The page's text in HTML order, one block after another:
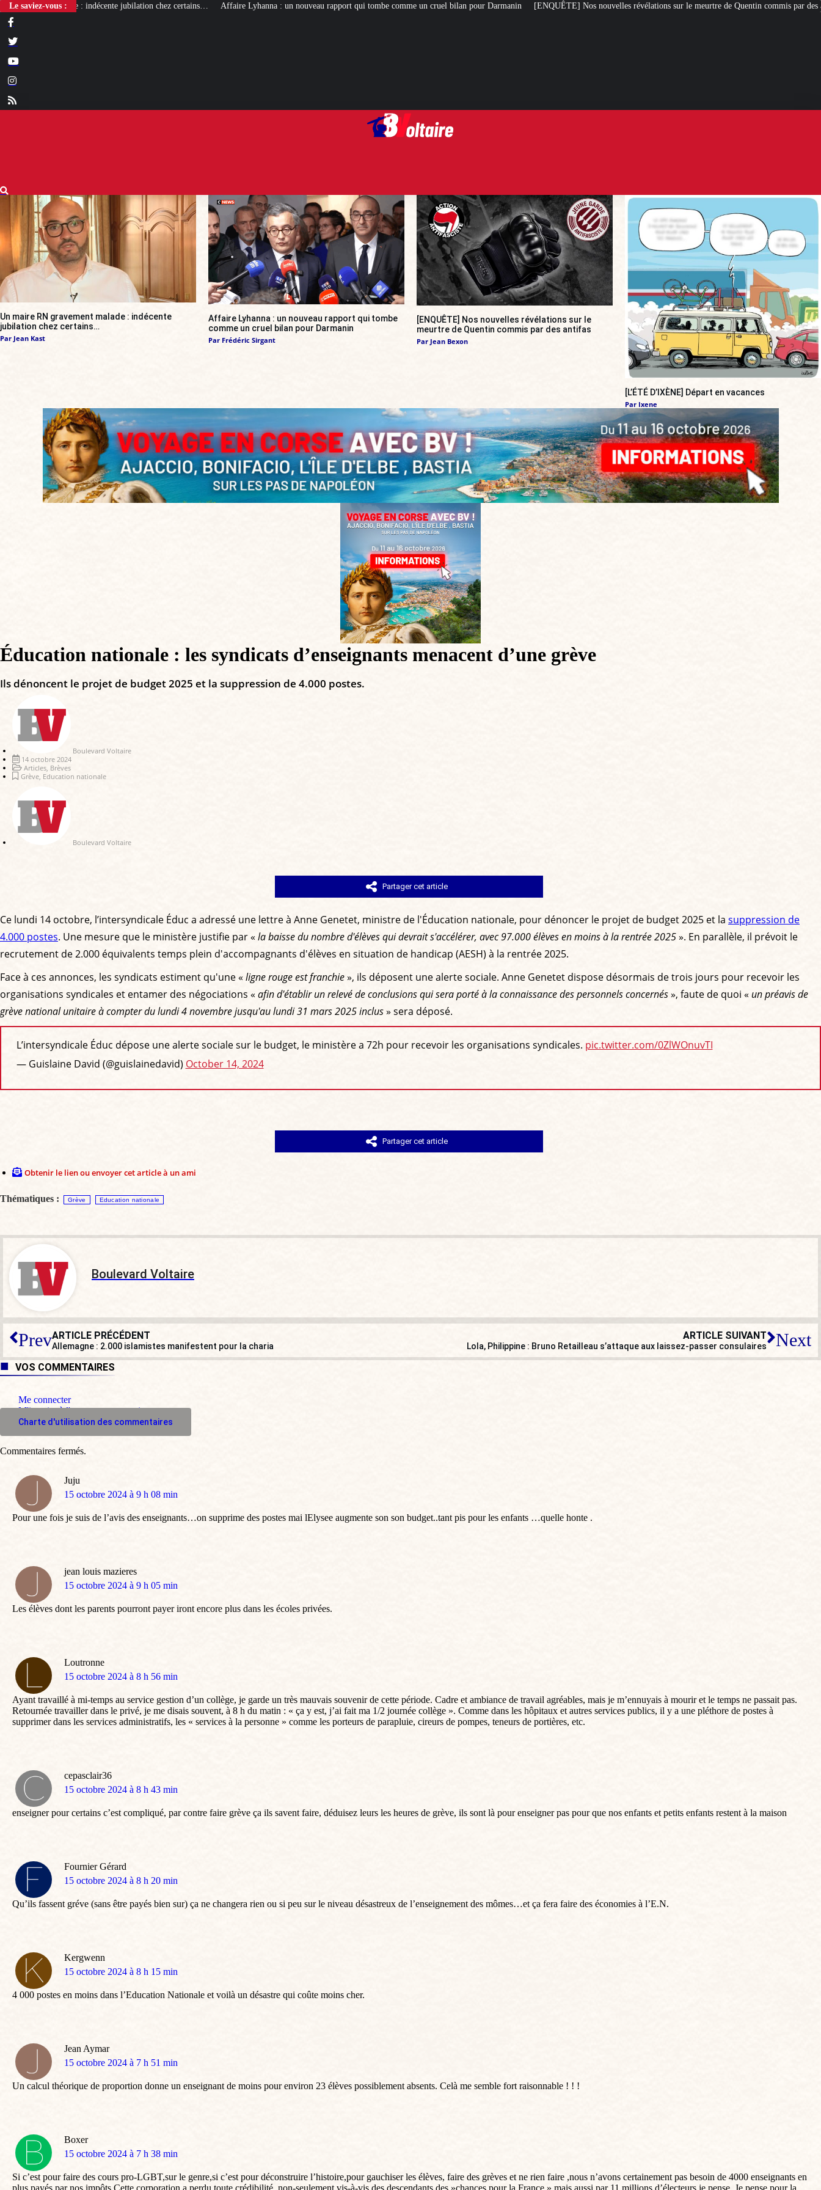
Le saviez-vous :
jubilation chez certains… Affaire Lyhanna : un nouveau rapport qui tombe comme un cruel bilan pour Darmanin [ENQUÊTE] Nos nouvelles révélations sur le meurtre de Quentin commis par des antifas [L’ÉTÉ
Un maire RN gravement malade : indécente
jubilation chez certains…
Par Jean Kast
Affaire Lyhanna : un nouveau rapport qui tombe
comme un cruel bilan pour Darmanin
Par Frédéric Sirgant
[ENQUÊTE] Nos nouvelles révélations sur le
meurtre de Quentin commis par des antifas
Par Jean Bexon
[L’ÉTÉ D’IXÈNE] Départ en vacances
Par Ixene
Éducation nationale : les syndicats d’enseignants menacent d’une grève
Ils dénoncent le projet de budget 2025 et la suppression de 4.000 postes.
Boulevard Voltaire
14 octobre 2024
Articles Brèves
Grève Education nationale
Boulevard Voltaire
Partager cet article
Ce lundi 14 octobre, l’intersyndicale Éduc a adressé une lettre à Anne Genetet, ministre de l'Éducation nationale, pour dénoncer le projet de budget 2025 et la suppression de
4.000 postes. Une mesure que le ministère justifie par «la baisse du nombre d'élèves qui devrait s'accélérer, avec 97.000 élèves en moins à la rentrée 2025». En parallèle, il prévoit le
recrutement de 2.000 équivalents temps plein d'accompagnants d'élèves en situation de handicap (AESH) à la rentrée 2025.
Face à ces annonces, les syndicats estiment qu'une « ligne rouge est franchie», ils déposent une alerte sociale. Anne Genetet dispose désormais de trois jours pour recevoir les
organisations syndicales et entamer des négociations «afin d'établir un relevé de conclusions qui sera porté à la connaissance des personnels concernés», faute de quoi « un préavis de
grève national unitaire à compter du lundi 4 novembre jusqu'au lundi 31 mars 2025 inclus» sera déposé.
L’intersyndicale Éduc dépose une alerte sociale sur le budget, le ministère a 72h pour recevoir les organisations syndicales. pic.twitter.com/0ZlWOnuvTI
— Guislaine David (@guislainedavid) October 14, 2024
Partager cet article
Obtenir le lien ou envoyer cet article à un ami
Thématiques : Grève Education nationale
Boulevard Voltaire
PrevARTICLE PRÉCÉDENT
Allemagne : 2.000 islamistes manifestent pour la charia
ARTICLE SUIVANT
Lola, Philippine : Bruno Retailleau s’attaque aux laissez-passer consulaires Next
VOS COMMENTAIRES
Me connecter
M'inscrire à l'espace commentaire
Charte d'utilisation des commentaires
Juju
dit
15 octobre 2024 à 9 h 08 min
Pour une fois je suis de l’avis des enseignants…on supprime des postes mai lElysee augmente son son budget..tant pis pour les enfants …quelle honte .
jean louis mazieres
dit
15 octobre 2024 à 9 h 05 min
Les élèves dont les parents pourront payer iront encore plus dans les écoles privées.
Loutronne
dit
15 octobre 2024 à 8 h 56 min
Ayant travaillé à mi-temps au service gestion d’un collège, je garde un très mauvais souvenir de cette période. Cadre et ambiance de travail agréables, mais je m’ennuyais à mourir et le temps ne passait pas.
Retournée travailler dans le privé, je me disais souvent, à 8 h du matin : « ça y est, j’ai fait ma 1/2 journée collège ». Comme dans les hôpitaux et autres services publics, il y a une pléthore de postes à
supprimer dans les services administratifs, les « services à la personne » comme les porteurs de parapluie, cireurs de pompes, teneurs de portières, etc.
cepasclair36
dit
15 octobre 2024 à 8 h 43 min
enseigner pour certains c’est compliqué, par contre faire grève ça ils savent faire, déduisez leurs les heures de grève, ils sont là pour enseigner pas pour que nos enfants et petits enfants restent à la maison
Fournier Gérard
dit
15 octobre 2024 à 8 h 20 min
Qu’ils fassent gréve (sans être payés bien sur) ça ne changera rien ou si peu sur le niveau désastreux de l’enseignement des mômes…et ça fera faire des économies à l’E.N.
Kergwenn
dit
15 octobre 2024 à 8 h 15 min
4 000 postes en moins dans l’Education Nationale et voilà un désastre qui coûte moins cher.
Jean Aymar
dit
15 octobre 2024 à 7 h 51 min
Un calcul théorique de proportion donne un enseignant de moins pour environ 23 élèves possiblement absents. Celà me semble fort raisonnable ! ! !
Boxer
dit
15 octobre 2024 à 7 h 38 min
Si c’est pour faire des cours pro-LGBT,sur le genre,si c’est pour déconstruire l’histoire,pour gauchiser les élèves, faire des grèves et ne rien faire ,nous n’avons certainement pas besoin de 4000 enseignants en
plus payés par nos impôts.Cette corporation a perdu toute crédibilité, non-seulement vis-à-vis des descendants des »chances pour la France » mais aussi par 11 millions d’électeurs je pense. Je pense pour la
Commentaires fermés.